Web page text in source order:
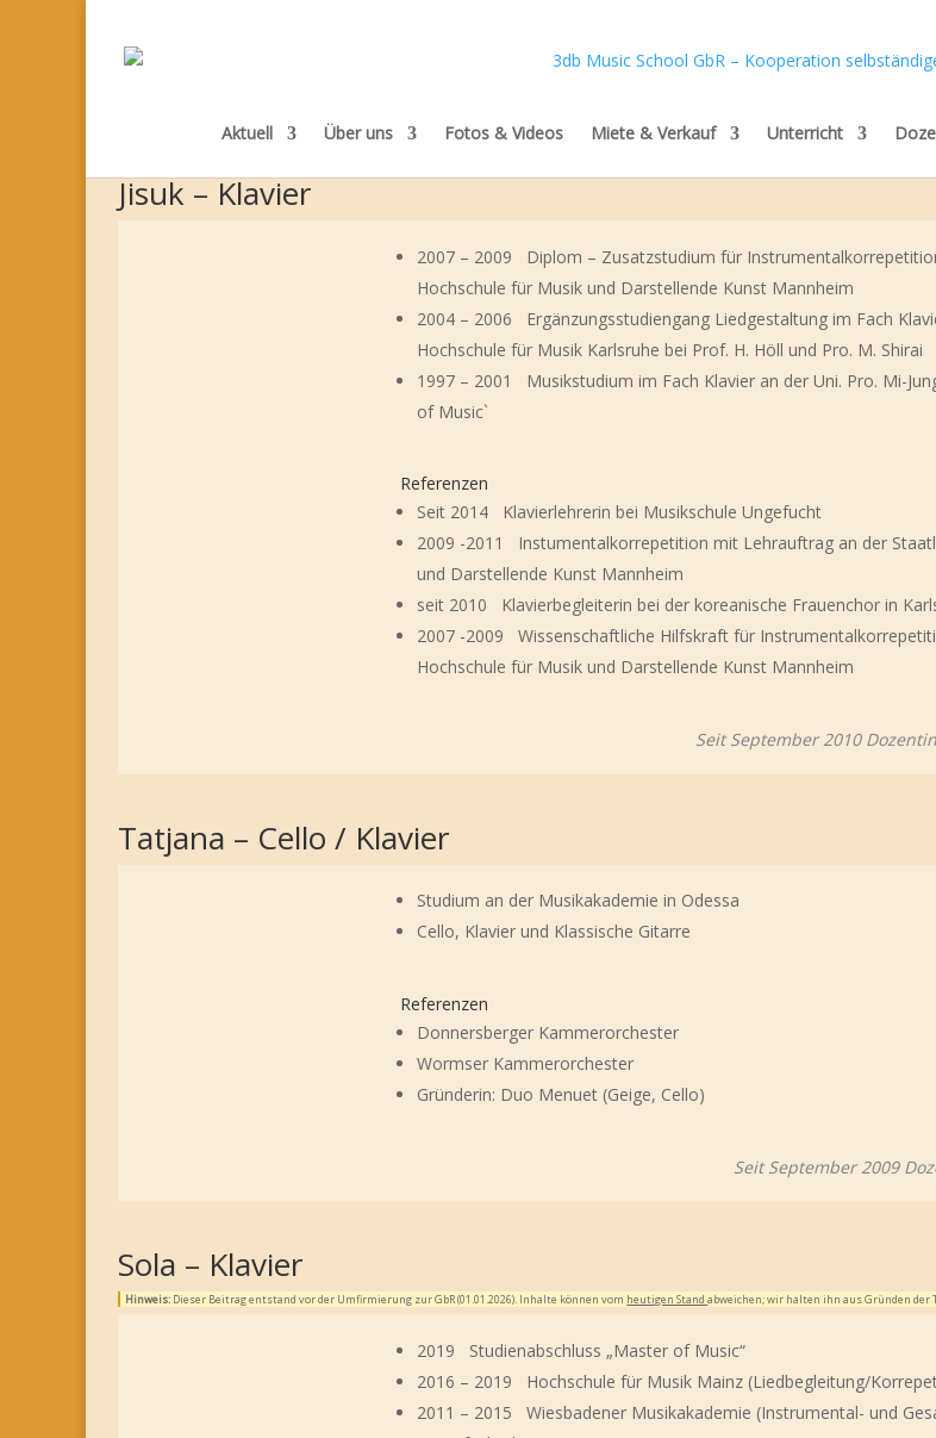
Aktuell Über uns Fotos & Videos Miete & Verkauf Unterricht
Jisuk – Klavier
2007 – 2009 Diplom – Zusatzstudium für
Hochschule für Musik und Darstellende Kunst Mannheim
2004 – 2006 Ergänzungsstudiengang Liedgestaltung im Fach
Hochschule für Musik Karlsruhe bei Prof. H. Höll und Pro. M. Shirai
1997 – 2001 Musikstudium im Fach Klavier an der Uni. Pro. Mi-
of Music`
Referenzen
Seit 2014 Klavierlehrerin bei Musikschule Ungefucht
2009 -2011 Instumentalkorrepetition mit Lehrauftrag an der
und Darstellende Kunst Mannheim
seit 2010 Klavierbegleiterin bei der koreanische Frauenchor in
2007 -2009 Wissenschaftliche Hilfskraft für
Hochschule für Musik und Darstellende Kunst Mannheim
Seit September 2010
Tatjana – Cello / Klavier
Studium an der Musikakademie in Odessa
Cello, Klavier und Klassische Gitarre
Referenzen
Donnersberger Kammerorchester
Wormser Kammerorchester
Gründerin: Duo Menuet (Geige, Cello)
Seit September 2009
Sola – Klavier
Hinweis: Dieser Beitrag entstand vor der Umfirmierung zur GbR (01.01.2026). Inhalte können vom heutigen Standabweichen; wir halten ihn aus Gründen
2019 Studienabschluss „Master of Music“
2016 – 2019 Hochschule für Musik Mainz (Liedbegleitung/
2011 – 2015 Wiesbadener Musikakademie (Instrumental- und